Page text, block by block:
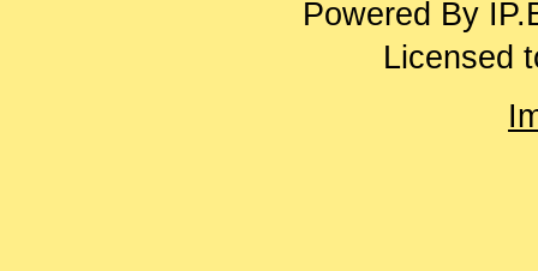
Powered By
Licensed